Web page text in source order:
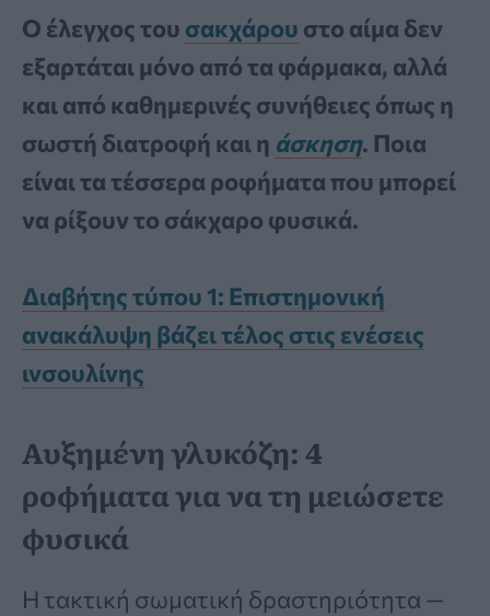
Ο έλεγχος του σακχάρου στο αίμα δεν
εξαρτάται μόνο από τα φάρμακα, αλλά
και από καθημερινές συνήθειες όπως η
σωστή διατροφή και η άσκηση. Ποια
είναι τα τέσσερα ροφήματα που μπορεί
να ρίξουν το σάκχαρο φυσικά.
Διαβήτης τύπου 1: Επιστημονική
ανακάλυψη βάζει τέλος στις ενέσεις
ινσουλίνης
Αυξημένη γλυκόζη: 4
ροφήματα για να τη μειώσετε
φυσικά
Η τακτική σωματική δραστηριότητα —